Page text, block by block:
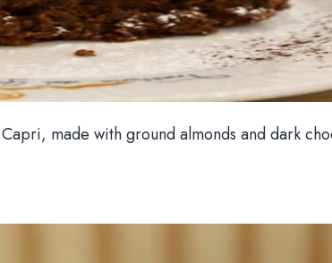
made with ground almonds and dark